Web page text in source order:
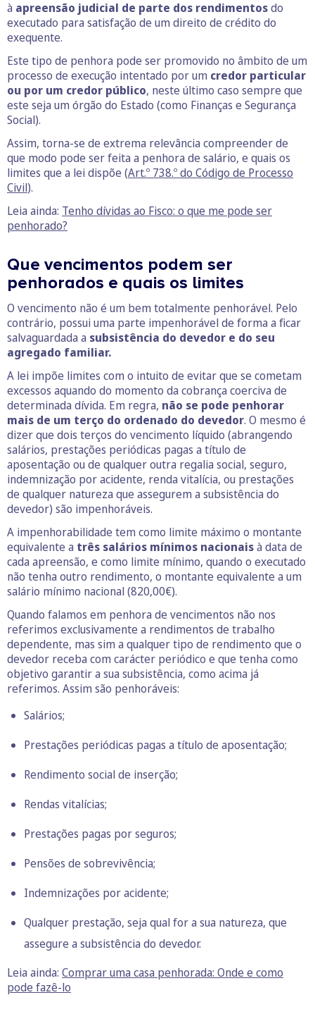
à apreensão judicial de parte dos rendimentosdo
executado para satisfação de um direito de crédito do
exequente.
Este tipo de penhora pode ser promovido no âmbito de um
processo de execução intentado por um credor particular
ou por um credor público, neste último caso sempre que
este seja um órgão do Estado (como Finanças e Segurança
Social).
Assim, torna-se de extrema relevância compreender de
que modo pode ser feita a penhora de salário, e quais os
limites que a lei dispõe (Art.º 738.º do Código de Processo
Civil).
Leia ainda: Tenho dívidas ao Fisco: o que me pode ser
penhorado?
Que vencimentos podem ser
penhorados e quais os limites
O vencimento não é um bem totalmente penhorável. Pelo
contrário, possui uma parte impenhorável de forma a ficar
salvaguardada a subsistência do devedor e do seu
agregado familiar.
A lei impõe limites com o intuito de evitar que se cometam
excessos aquando do momento da cobrança coerciva de
determinada dívida. Em regra, não se pode penhorar
mais de um terço do ordenado do devedor. O mesmo é
dizer que dois terços do vencimento líquido (abrangendo
salários, prestações periódicas pagas a título de
aposentação ou de qualquer outra regalia social, seguro,
indemnização por acidente, renda vitalícia, ou prestações
de qualquer natureza que assegurem a subsistência do
devedor) são impenhoráveis.
A impenhorabilidade tem como limite máximo o montante
equivalente a três salários mínimos nacionaisà data de
cada apreensão, e como limite mínimo, quando o executado
não tenha outro rendimento, o montante equivalente a um
salário mínimo nacional (820,00€).
Quando falamos em penhora de vencimentos não nos
referimos exclusivamente a rendimentos de trabalho
dependente, mas sim a qualquer tipo de rendimento que o
devedor receba com carácter periódico e que tenha como
objetivo garantir a sua subsistência, como acima já
referimos. Assim são penhoráveis:
Salários;
Prestações periódicas pagas a título de aposentação;
Rendimento social de inserção;
Rendas vitalícias;
Prestações pagas por seguros;
Pensões de sobrevivência;
Indemnizações por acidente;
Qualquer prestação, seja qual for a sua natureza, que
assegure a subsistência do devedor.
Leia ainda: Comprar uma casa penhorada: Onde e como
pode fazê-lo